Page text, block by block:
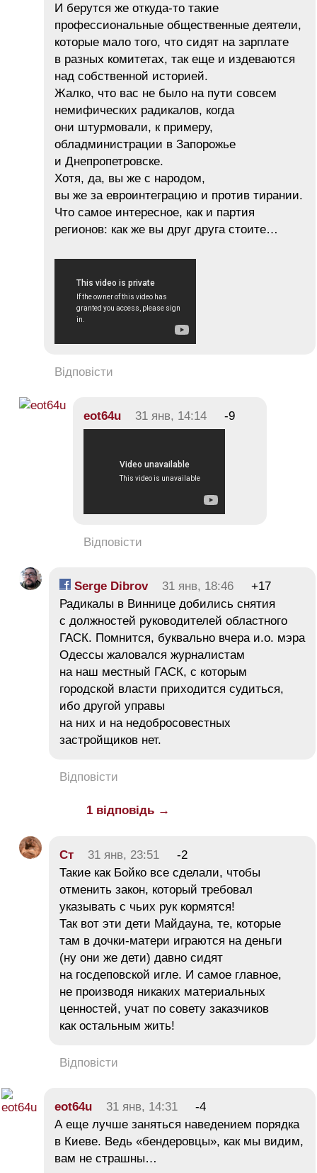
И берутся же откуда-то такие
профессиональные общественные деятели,
которые мало того, что сидят на зарплате
в разных комитетах, так еще и издеваются
над собственной историей.
Жалко, что вас не было на пути совсем
немифических радикалов, когда
они штурмовали, к примеру,
обладминистрации в Запорожье
и Днепропетровске.
Хотя, да, вы же с народом,
вы же за евроинтеграцию и против тирании.
Что самое интересное, как и партия
регионов: как же вы друг друга стоите…
Відповісти
eot64u 31 янв, 14:14 -9
Відповісти
Serge Dibrov 31 янв, 18:46
+17
Радикалы в Виннице добились снятия
с должностей руководителей областного
ГАСК. Помнится, буквально вчера и.о. мэра
Одессы жаловался журналистам
на наш местный ГАСК, с которым
городской власти приходится судиться,
ибо другой управы
на них и на недобросовестных
застройщиков нет.
Відповісти
1 відповідь →
Ст 31 янв, 23:51
-2
Такие как Бойко все сделали, чтобы
отменить закон, который требовал
указывать с чьих рук кормятся!
Так вот эти дети Майдауна, те, которые
там в дочки-матери играются на деньги
(ну они же дети) давно сидят
на госдеповской игле. И самое главное,
не производя никаких материальных
ценностей, учат по совету заказчиков
как остальным жить!
Відповісти
eot64u 31 янв, 14:31
-4
А еще лучше заняться наведением порядка
в Киеве. Ведь «бендеровцы», как мы видим,
вам не страшны…